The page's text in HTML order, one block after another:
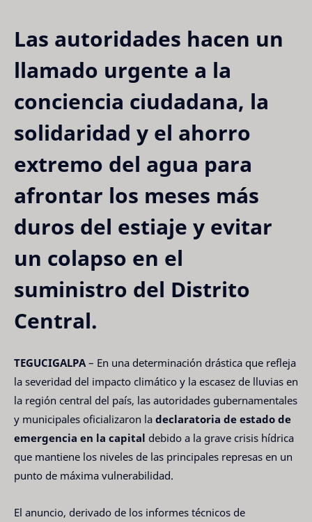
Las autoridades hacen un
llamado urgente a la
conciencia ciudadana, la
solidaridad y el ahorro
extremo del agua para
afrontar los meses más
duros del estiaje y evitar
un colapso en el
suministro del Distrito
Central.
TEGUCIGALPA– En una determinación drástica que refleja
la severidad del impacto climático y la escasez de lluvias en
la región central del país, las autoridades gubernamentales
y municipales oficializaron la declaratoria de estado de
emergencia en la capital debido a la grave crisis hídrica
que mantiene los niveles de las principales represas en un
punto de máxima vulnerabilidad.
El anuncio, derivado de los informes técnicos de